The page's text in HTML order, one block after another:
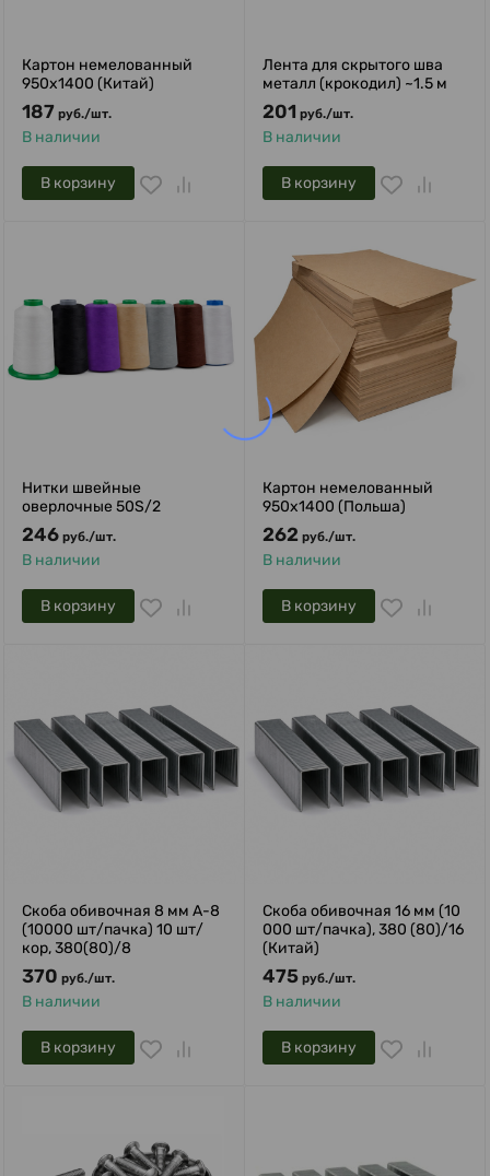
Картон немелованный
950x1400 (Китай)
187 руб./шт.
В наличии
В корзину
Лента для скрытого шва
металл (крокодил) ~1.5 м
201 руб./шт.
В наличии
В корзину
Нитки швейные
оверлочные 50S/2
246 руб./шт.
В наличии
В корзину
Картон немелованный
950x1400 (Польша)
262 руб./шт.
В наличии
В корзину
Скоба обивочная 8 мм A-8
(10000 шт/пачка) 10 шт/
кор, 380(80)/8
370 руб./шт.
В наличии
В корзину
Скоба обивочная 16 мм (10
000 шт/пачка), 380 (80)/16
(Китай)
475 руб./шт.
В наличии
В корзину